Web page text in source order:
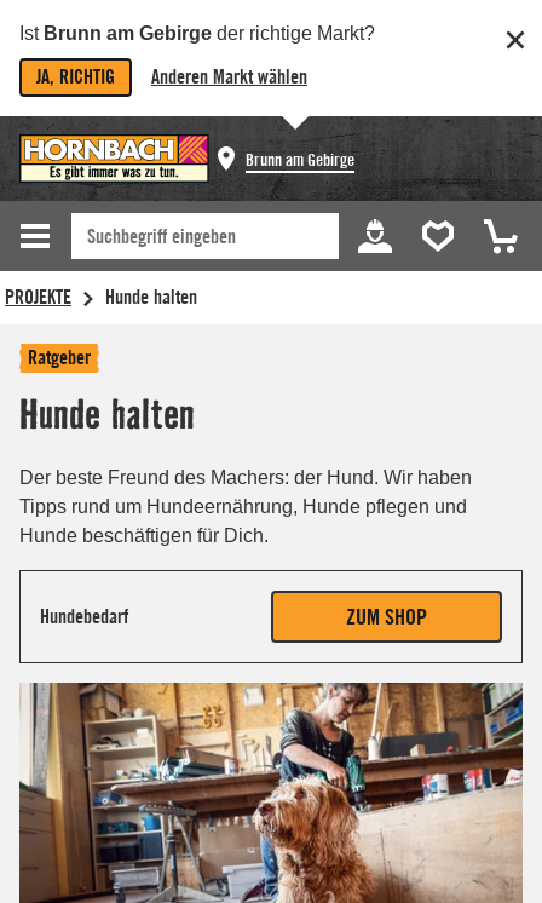
Ist Brunn am Gebirge der richtige Markt?
JA, RICHTIG Anderen Markt wählen
Brunn am Gebirge